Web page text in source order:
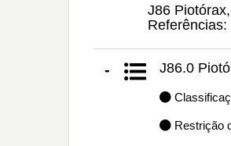
J86
- J86.0
Restrição